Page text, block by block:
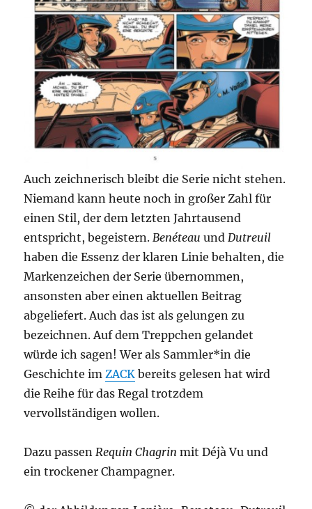
Auch zeichnerisch bleibt die Serie nicht stehen.
Niemand kann heute noch in großer Zahl für
einen Stil, der dem letzten Jahrtausend
entspricht, begeistern.Benéteau undDutreuil
haben die Essenz der klaren Linie behalten, die
Markenzeichen der Serie übernommen,
ansonsten aber einen aktuellen Beitrag
abgeliefert. Auch das ist als gelungen zu
bezeichnen. Auf dem Treppchen gelandet
würde ich sagen! Wer als Sammler*in die
Geschichte imZACK bereits gelesen hat wird
die Reihe für das Regal trotzdem
vervollständigen wollen.
Dazu passenRequin Chagrinmit Déjà Vu und
ein trockener Champagner.